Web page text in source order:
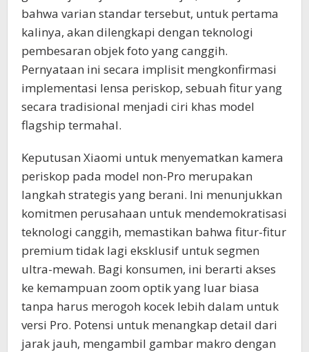
bahwa varian standar tersebut, untuk pertama
kalinya, akan dilengkapi dengan teknologi
pembesaran objek foto yang canggih.
Pernyataan ini secara implisit mengkonfirmasi
implementasi lensa periskop, sebuah fitur yang
secara tradisional menjadi ciri khas model
flagship termahal.
Keputusan Xiaomi untuk menyematkan kamera
periskop pada model non-Pro merupakan
langkah strategis yang berani. Ini menunjukkan
komitmen perusahaan untuk mendemokratisasi
teknologi canggih, memastikan bahwa fitur-fitur
premium tidak lagi eksklusif untuk segmen
ultra-mewah. Bagi konsumen, ini berarti akses
ke kemampuan zoom optik yang luar biasa
tanpa harus merogoh kocek lebih dalam untuk
versi Pro. Potensi untuk menangkap detail dari
jarak jauh, mengambil gambar makro dengan